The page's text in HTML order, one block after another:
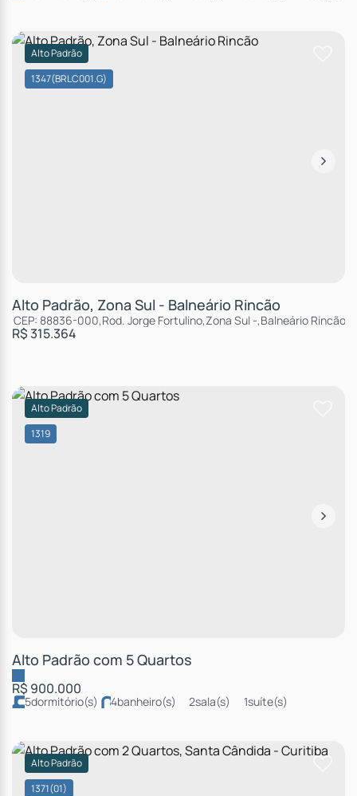
1347(BRLC001.G)
Alto Padrão
Alto Padrão, Zona Sul - Balneário Rincão
R$315.364
CEP: 88836-000,Rod. Jorge Fortulino,Zona Sul ,Balneário Rincão
1319
Alto Padrão
Alto Padrão com 5 Quartos
R$ 900.000
5dormitório(s) 4banheiro(s) 2sala(s) 1suíte(s)
1371(01)
Alto Padrão